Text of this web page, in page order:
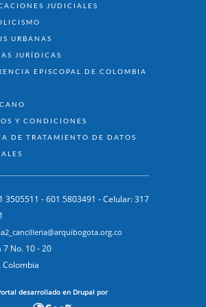
JUDICIALES
URBANAS
JURÍDICAS
EPISCOPAL DE COLOMBIA
Y CONDICIONES
DE TRATAMIENTO DE DATOS
3505511 - 601 5803491 - Celular: 317
No. 10 - 20
Colombia
desarrollado en Drupal por